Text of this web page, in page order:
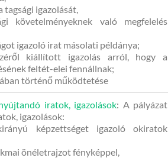
tagsági igazolását,
követelményeknek való megfelelés
igazoló irat másolati példánya;
kiállított igazolás arról, hogy a
feltét-elei fennállnak;
történő működtetése
iratok, igazolások: A pályázat
igazolások:
képzettséget igazoló okiratok
önéletrajzot fényképpel,